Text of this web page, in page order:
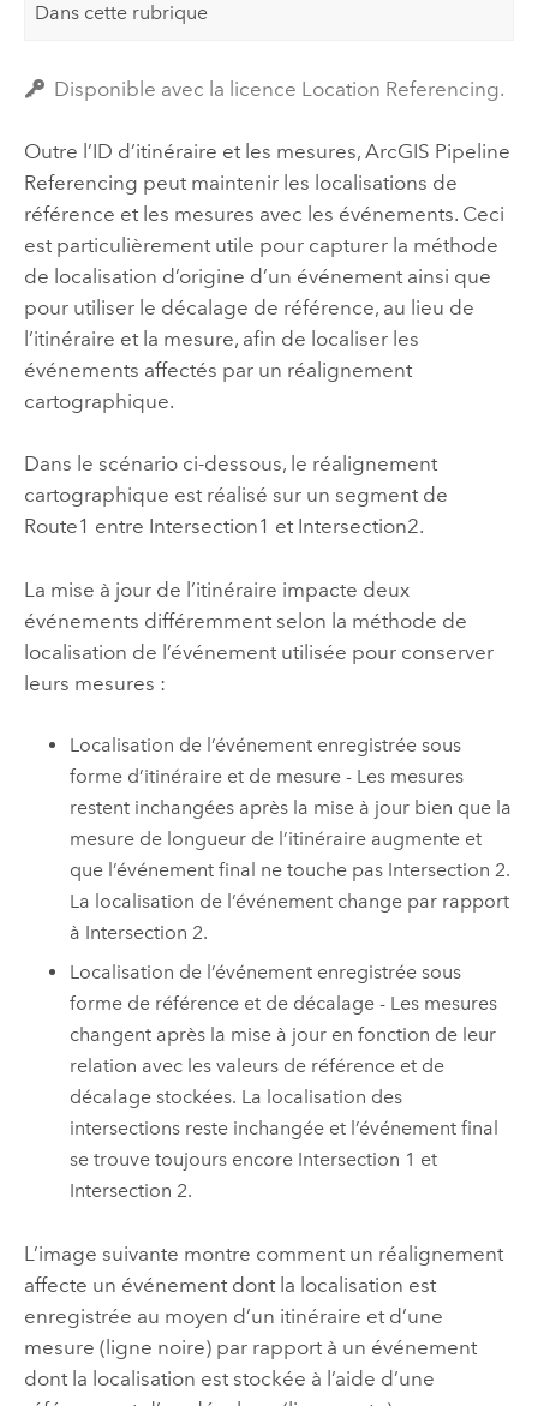
Dans cette rubrique
Disponible avec la licence Location Referencing.
Outre l’ID d’itinéraire et les mesures, ArcGIS Pipeline
Referencing peut maintenir les localisations de
référence et les mesures avec les événements. Ceci
est particulièrement utile pour capturer la méthode
de localisation d’origine d’un événement ainsi que
pour utiliser le décalage de référence, au lieu de
l’itinéraire et la mesure, afin de localiser les
événements affectés par un réalignement
cartographique.
Dans le scénario ci-dessous, le réalignement
cartographique est réalisé sur un segment de
Route1 entre Intersection1 et Intersection2.
La mise à jour de l’itinéraire impacte deux
événements différemment selon la méthode de
localisation de l’événement utilisée pour conserver
leurs mesures :
Localisation de l’événement enregistrée sous
forme d’itinéraire et de mesure - Les mesures
restent inchangées après la mise à jour bien que la
mesure de longueur de l’itinéraire augmente et
que l’événement final ne touche pas Intersection 2.
La localisation de l’événement change par rapport
à Intersection 2.
Localisation de l’événement enregistrée sous
forme de référence et de décalage - Les mesures
changent après la mise à jour en fonction de leur
relation avec les valeurs de référence et de
décalage stockées. La localisation des
intersections reste inchangée et l’événement final
se trouve toujours encore Intersection 1 et
Intersection 2.
L’image suivante montre comment un réalignement
affecte un événement dont la localisation est
enregistrée au moyen d’un itinéraire et d’une
mesure (ligne noire) par rapport à un événement
dont la localisation est stockée à l’aide d’une